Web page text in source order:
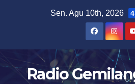
t
Sen. Agu 10th, 2026
Radio